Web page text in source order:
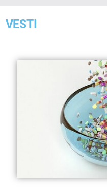
VESTI